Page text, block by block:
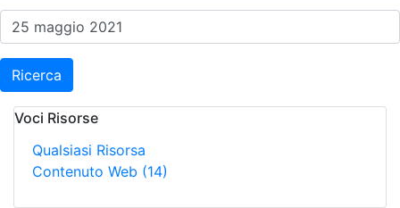
Ricerca
Voci Risorse
Qualsiasi Risorsa
Contenuto Web (14)